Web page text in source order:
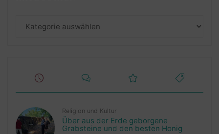
Religion und Kultur
Über aus der Erde geborgene
Grabsteine und den besten Honig